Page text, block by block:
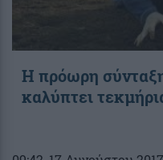
H πρόωρη
καλύπτει